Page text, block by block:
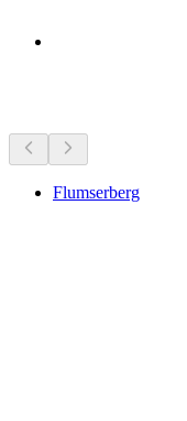
Flumserberg